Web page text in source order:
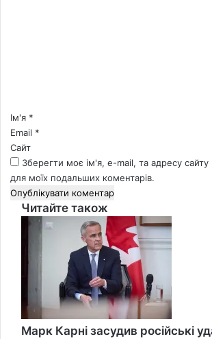
*
Ім'я *
Email *
Сайт
Зберегти моє ім'я, e-mail, та адресу сайту
для моїх подальших коментарів.
Читайте також
Close
Марк Карні засудив російські